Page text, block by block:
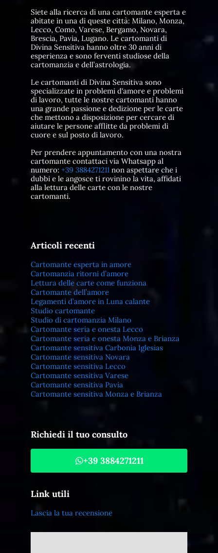
Siete alla ricerca di una cartomante esperta e
abitate in una di queste città: Milano, Monza,
Lecco, Como, Varese, Bergamo, Novara,
Brescia, Pavia, Lugano. Le cartomanti di
Divina Sensitiva hanno oltre 30 anni di
esperienza e sono ferventi studiose della
cartomanzia e dell’astrologia.
Le cartomanti di Divina Sensitiva sono
specializzate in problemi d'amore e problemi
di lavoro, tutte le nostre cartomanti hanno
una grande passione e dedizione per le carte
che mettono a disposizione per cercare di
aiutare le persone afflitte da problemi di
cuore e sul posto di lavoro.
Per prendere appuntamento con una nostra
cartomante contattaci via Whatsapp al
numero: +39 3884271211non aspettare che i
dubbi e le angosce ti rovinino la vita, affidati
alla lettura delle carte con le nostre
cartomanti.
Articoli recenti
Cartomante esperta in amore
Cartomanzia ritorni d’amore
Lettura delle carte come funziona
Cartomante dell’amore
Legamenti d’amore in Luna calante
Studio cartomante
Studio di cartomanzia Milano
Cartomante seria e onesta Lecco
Cartomante seria e onesta Monza e Brianza
Cartomante sensitiva Carbonia Iglesias
Cartomante sensitiva Novara
Cartomante sensitiva Lecco
Cartomante sensitiva Varese
Cartomante sensitiva Pavia
Cartomante sensitiva Monza e Brianza
Richiedi il tuo consulto
+39 3884271211
Link utili
Lascia la tua recensione